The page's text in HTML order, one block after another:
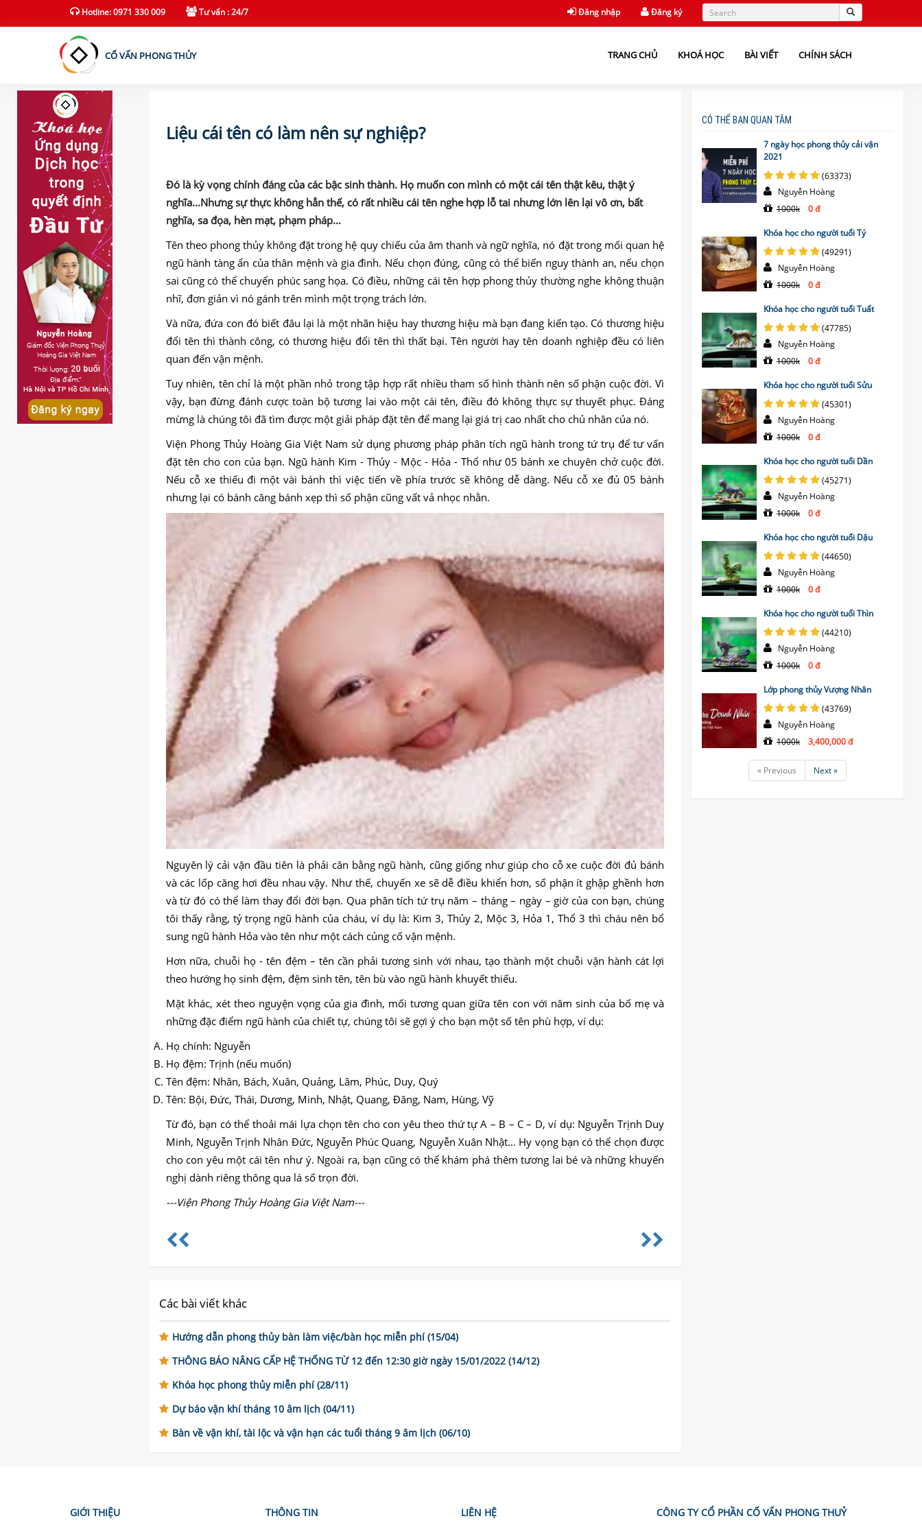
Hotline: 0971 330 009(current)Tư vấn : 24/7 Đăng nhập Đăng ký
CỐ VẤN PHONG THỦY TRANG CHỦ KHOÁ HỌC BÀI VIẾT CHÍNH SÁCH
Liệu cái tên có làm nên sự nghiệp?
Đó là kỳ vọng chính đáng của các bậc sinh thành. Họ muốn con mình có một cái tên thật kêu, thật ý
nghĩa...Nhưng sự thực không hẳn thế, có rất nhiều cái tên nghe hợp lỗ tai nhưng lớn lên lại vô ơn, bất
nghĩa, sa đọa, hèn mạt, phạm pháp...
Tên theo phong thủy không đặt trong hệ quy chiếu của âm thanh và ngữ nghĩa, nó đặt trong mối quan hệ
ngũ hành tàng ẩn của thân mệnh và gia đình. Nếu chọn đúng, cũng có thể biến nguy thành an, nếu chọn
sai cũng có thể chuyển phúc sang họa. Có điều, những cái tên hợp phong thủy thường nghe không thuận
nhĩ, đơn giản vì nó gánh trên mình một trọng trách lớn.
Và nữa, đứa con đó biết đâu lại là một nhãn hiệu hay thương hiệu mà bạn đang kiến tạo. Có thương hiệu
đổi tên thì thành công, có thương hiệu đổi tên thì thất bại. Tên người hay tên doanh nghiệp đều có liên
quan đến vận mệnh.
Tuy nhiên, tên chỉ là một phần nhỏ trong tập hợp rất nhiều tham số hình thành nên số phận cuộc đời. Vì
vậy, bạn đừng đánh cược toàn bộ tương lai vào một cái tên, điều đó không thực sự thuyết phục. Đáng
mừng là chúng tôi đã tìm được một giải pháp đặt tên để mang lại giá trị cao nhất cho chủ nhân của nó.
Viện Phong Thủy Hoàng Gia Việt Nam sử dụng phương pháp phân tích ngũ hành trong tứ trụ để tư vấn
đặt tên cho con của bạn. Ngũ hành Kim - Thủy - Mộc - Hỏa - Thổ như 05 bánh xe chuyên chở cuộc đời.
Nếu cỗ xe thiếu đi một vài bánh thì việc tiến về phía trước sẽ không dễ dàng. Nếu cỗ xe đủ 05 bánh
nhưng lại có bánh căng bánh xẹp thì số phận cũng vất vả nhọc nhằn.
Nguyên lý cải vận đầu tiên là phải cân bằng ngũ hành, cũng giống như giúp cho cỗ xe cuộc đời đủ bánh
và các lốp căng hơi đều nhau vậy. Như thế, chuyến xe sẽ dễ điều khiển hơn, số phận ít ghập ghềnh hơn
và từ đó có thể làm thay đổi đời bạn. Qua phân tích tứ trụ năm – tháng – ngày – giờ của con bạn, chúng
tôi thấy rằng, tỷ trọng ngũ hành của cháu, ví dụ là: Kim 3, Thủy 2, Mộc 3, Hỏa 1, Thổ 3 thì cháu nên bổ
sung ngũ hành Hỏa vào tên như một cách củng cố vận mệnh.
Hơn nữa, chuỗi họ - tên đệm – tên cần phải tương sinh với nhau, tạo thành một chuỗi vận hành cát lợi
theo hướng họ sinh đệm, đệm sinh tên, tên bù vào ngũ hành khuyết thiếu.
Mặt khác, xét theo nguyện vọng của gia đình, mối tương quan giữa tên con với năm sinh của bố mẹ và
những đặc điểm ngũ hành của chiết tự, chúng tôi sẽ gợi ý cho bạn một số tên phù hợp, ví dụ:
Họ chính: Nguyễn
Họ đệm: Trịnh (nếu muốn)
Tên đệm: Nhân, Bách, Xuân, Quảng, Lâm, Phúc, Duy, Quý
Tên: Bội, Đức, Thái, Dương, Minh, Nhật, Quang, Đăng, Nam, Hùng, Vỹ
Từ đó, bạn có thể thoải mái lựa chọn tên cho con yêu theo thứ tự A – B – C – D, ví dụ: Nguyễn Trịnh Duy
Minh, Nguyễn Trịnh Nhân Đức, Nguyễn Phúc Quang, Nguyễn Xuân Nhật… Hy vọng bạn có thể chọn được
cho con yêu một cái tên như ý. Ngoài ra, bạn cũng có thể khám phá thêm tương lai bé và những khuyến
nghị dành riêng thông qua lá số trọn đời.
---Viện Phong Thủy Hoàng Gia Việt Nam---
Các bài viết khác
Hướng dẫn phong thủy bàn làm việc/bàn học miễn phí (15/04)
THÔNG BÁO NÂNG CẤP HỆ THỐNG TỪ 12 đến 12:30 giờ ngày 15/01/2022 (14/12)
Khóa học phong thủy miễn phí (28/11)
Dự báo vận khí tháng 10 âm lịch (04/11)
Bàn về vận khí, tài lộc và vận hạn các tuổi tháng 9 âm lịch (06/10)
CÓ THỂ BẠN QUAN TÂM
7 ngày học phong thủy cải vận
2021
(63373)
Nguyễn Hoàng
1000k
0 đ
Khóa học cho người tuổi Tý
(49291)
Nguyễn Hoàng
1000k
0 đ
Khóa học cho người tuổi Tuất
(47785)
Nguyễn Hoàng
1000k
0 đ
Khóa học cho người tuổi Sửu
(45301)
Nguyễn Hoàng
1000k
0 đ
Khóa học cho người tuổi Dần
(45271)
Nguyễn Hoàng
1000k
0 đ
Khóa học cho người tuổi Dậu
(44650)
Nguyễn Hoàng
1000k
0 đ
Khóa học cho người tuổi Thìn
(44210)
Nguyễn Hoàng
1000k
0 đ
Lớp phong thủy Vượng Nhân
(43769)
Nguyễn Hoàng
1000k
3,400,000 đ
« Previous Next »
GIỚI THIỆU THÔNG TIN LIÊN HỆ CÔNG TY CỔ PHẦN CỐ VẤN PHONG THUỶ